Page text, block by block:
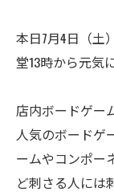
本日7月4日（土
堂13時から元気
店内ボードゲー
人気のボードゲ
ームやコンポー
ど刺さる人には